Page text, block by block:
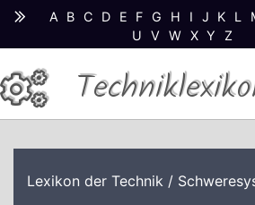
A B C D E F G H I J K L
U
V W X Y Z
Lexikon der Technik /